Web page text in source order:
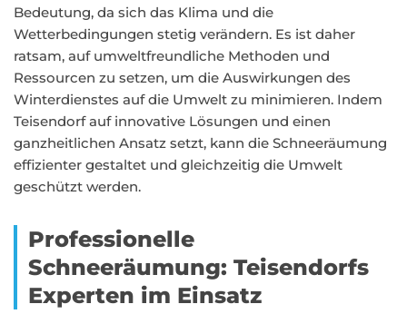
Bedeutung, da sich das Klima und die
Wetterbedingungen stetig verändern. Es ist daher
ratsam, auf umweltfreundliche Methoden und
Ressourcen zu setzen, um die Auswirkungen des
Winterdienstes auf die Umwelt zu minimieren. Indem
Teisendorf auf innovative Lösungen und einen
ganzheitlichen Ansatz setzt, kann die Schneeräumung
effizienter gestaltet und gleichzeitig die Umwelt
geschützt werden.
Professionelle
Schneeräumung: Teisendorfs
Experten im Einsatz